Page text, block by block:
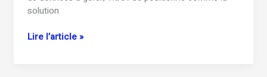
solution
Titrov
Lire l’article »